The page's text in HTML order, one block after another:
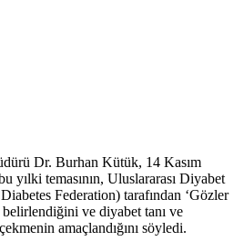
Dr. Burhan Kütük, 14 Kasım
yılki temasının, Uluslararası Diyabet
Federation) tarafından ‘Gözler
ve diyabet tanı ve
amaçlandığını söyledi.